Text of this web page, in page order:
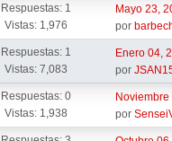
Respuestas: 1
Vistas: 1,976
Mayo 23,
por
Respuestas: 1
Vistas: 7,083
Enero 04,
por
Respuestas: 0
Vistas: 1,938
por